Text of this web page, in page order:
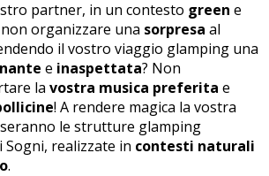
partner, in un contesto green e
non organizzare una sorpresa al
il vostro viaggio glamping una
e inaspettata? Non
la vostra musica preferita e
! A rendere magica la vostra
le strutture glamping
Sogni, realizzate in contesti naturali
.